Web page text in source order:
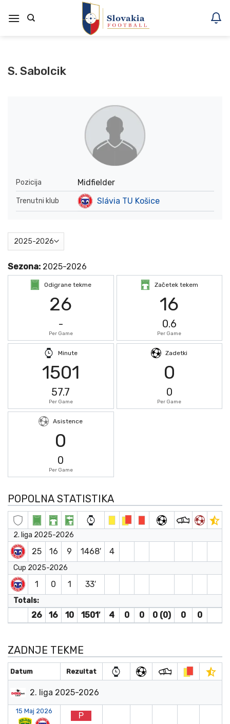
na
S. Sabolcik
Pozicija Midfielder
Trenutni klub Slávia TU Košice
Sezona: 2025-2026
Odigrane tekme
26
-
Per Game
Začetek tekem
16
0.6
Per Game
Minute
1501
57.7
Per Game
Zadetki
0
0
Per Game
Asistence
0
0
Per Game
POPOLNA STATISTIKA
2. liga 2025-2026
25 16 9 1468′ 4
Cup 2025-2026
1 0 1 33′
Totals:
26 16 10 1501′ 4 0 0 0 (0) 0 0
ZADNJE TEKME
Datum Rezultat
2. liga 2025-2026
15 Maj 2026 P